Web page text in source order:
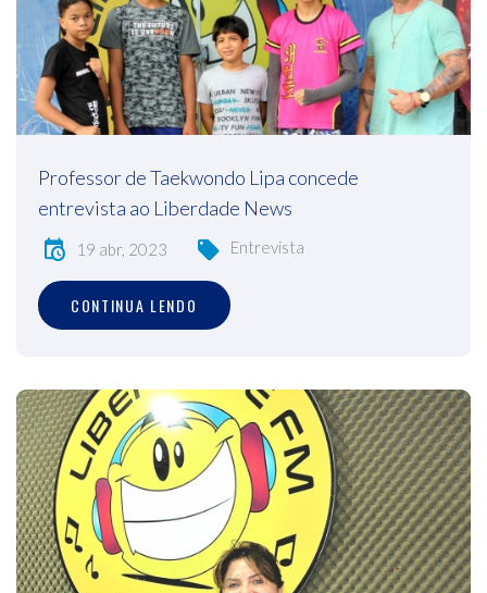
Professor de Taekwondo Lipa concede
entrevista ao Liberdade News
19 abr, 2023 Entrevista
CONTINUA LENDO